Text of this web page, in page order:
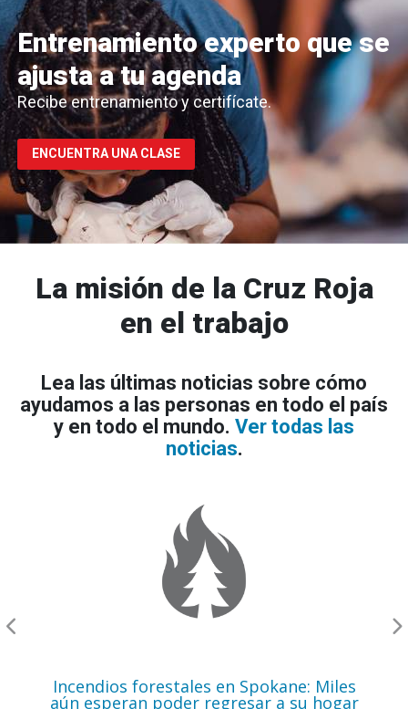
Entrenamiento experto que se
ajusta a tu agenda
Recibe entrenamiento y certifícate.
ENCUENTRA UNA CLASE
La misión de la Cruz Roja
en el trabajo
Lea las últimas noticias sobre cómo
ayudamos a las personas en todo el país
y en todo el mundo. Ver todas las
noticias.
forestales
Spokane:
Miles
aún
esperan
poder
regresar
el
riesgo
Incendios forestales en Spokane: Miles
aún esperan poder regresar a su hogar